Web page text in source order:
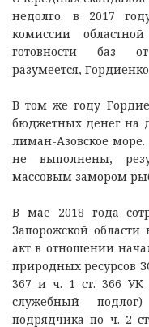
недолго. в 2017
комиссии
готовности баз
разумеется,
В том же году
бюджетных денег на
лиман-Азовское
не выполнены,
массовым замором
В мае 2018 года
Запорожской
акт в отношении
природных ресурсов
367 и ч. 1 ст. 366 УК
служебный
подрядчика по ч. 2